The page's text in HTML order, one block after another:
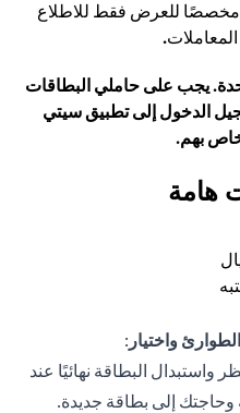
للعرض فقط للاطلاع
.
يجب على حاملي البطاقات
الدخول إلى تطبيق سيتي
بهم.
هامة
واختيار :
واستبدال البطاقة نهائيًا عند
وحاجتك إلى بطاقة جديدة.